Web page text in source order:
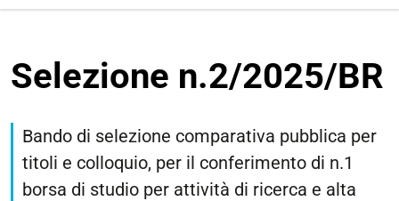
Selezione n.2/2025/BR
Bando di selezione comparativa pubblica per
titoli e colloquio, per il conferimento di n.1
borsa di studio per attività di ricerca e alta